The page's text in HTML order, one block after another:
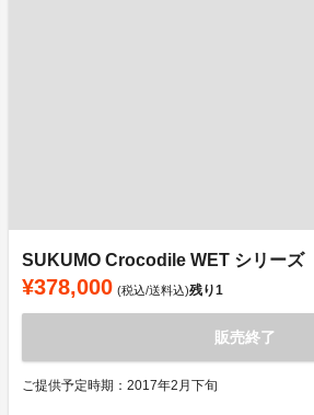
SUKUMO Crocodile WET シリー
¥378,000 (税込/送料込)残り1
販売終了
ご提供予定時期：2017年2月下旬